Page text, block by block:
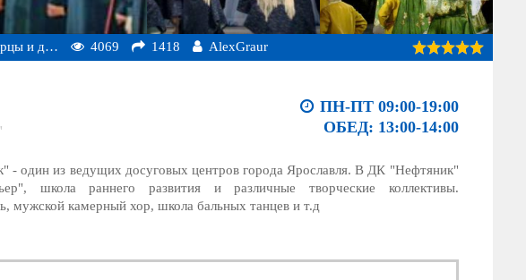
и д… 4069 1418 AlexGraur
ПН-ПТ 09:00-19:00
ОБЕД: 13:00-14:00
- один из ведущих досуговых центров города Ярославля. В ДК "Нефтяник"
школа раннего развития и различные творческие коллективы.
мужской камерный хор, школа бальных танцев и т.д